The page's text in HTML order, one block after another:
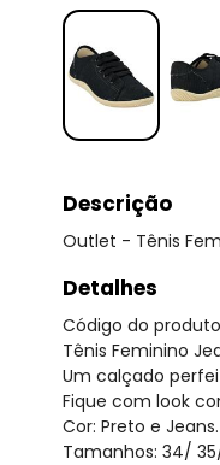
Descrição
Outlet - Tênis
Detalhes
Código do
Tênis Feminino
Um calçado
Fique com look
Cor: Preto e Jeans.
Tamanhos: 34/